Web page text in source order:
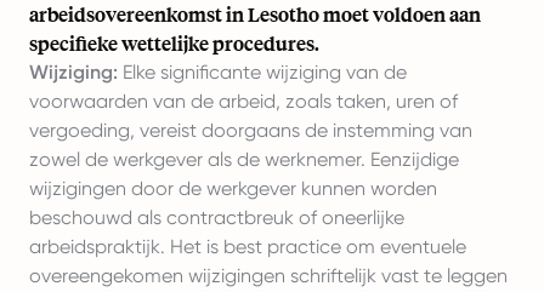
arbeidsovereenkomst in Lesotho moet voldoen aan
specifieke wettelijke procedures.
Wijziging: Elke significante wijziging van de
voorwaarden van de arbeid, zoals taken, uren of
vergoeding, vereist doorgaans de instemming van
zowel de werkgever als de werknemer. Eenzijdige
wijzigingen door de werkgever kunnen worden
beschouwd als contractbreuk of oneerlijke
arbeidspraktijk. Het is best practice om eventuele
overeengekomen wijzigingen schriftelijk vast te leggen